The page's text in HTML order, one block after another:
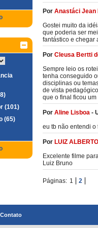
(101)
(65)
Por Anastáci
Gostei muito da
que poderia ser
fantástico e chegar
Por Cleusa Bertti
Sempre leio os
tenha conseguido
disciplinas ou
de vista
que o final ficou
Por Aline Lisboa -
eu tb não entendi o
Por LUIZ
Excelente filme
Luiz Bruno
Páginas: 1 2
Contato